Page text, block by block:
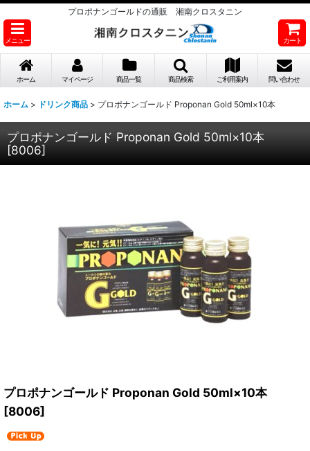
プロポナンゴールドの通販 湘南クロスタニン
メニュー カート
ホーム マイページ 商品一覧 商品検索 ご利用案内 問い合わせ
ホーム > ドリンク商品 > プロポナンゴールド Proponan Gold 50ml×10本
プロポナンゴールド Proponan Gold 50ml×10本
[8006]
プロポナンゴールド Proponan Gold 50ml×10本
[8006]